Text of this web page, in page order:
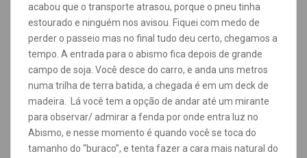
acabou que o transporte atrasou, porque o pneu tinha
estourado e ninguém nos avisou. Fiquei com medo de
perder o passeio mas no final tudo deu certo, chegamos a
tempo. A entrada para o abismo fica depois de grande
campo de soja. Você desce do carro, e anda uns metros
numa trilha de terra batida, a chegada é em um deck de
madeira. Lá você tem a opção de andar até um mirante
para observar/ admirar a fenda por onde entra luz no
Abismo, e nesse momento é quando você se toca do
tamanho do “buraco”, e tenta fazer a cara mais natural do